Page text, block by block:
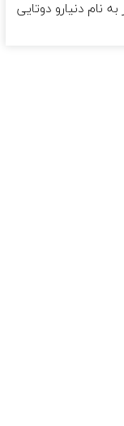
نام دنیارو دوتایی